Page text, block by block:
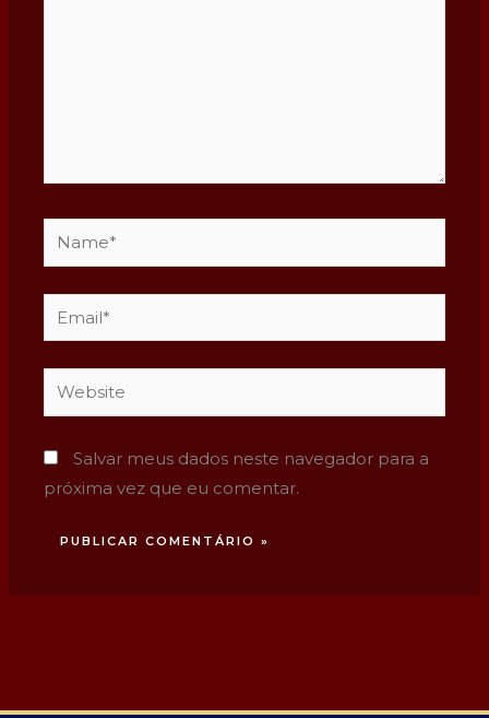
Name*
Email*
Website
Salvar meus dados neste navegador para a
próxima vez que eu comentar.